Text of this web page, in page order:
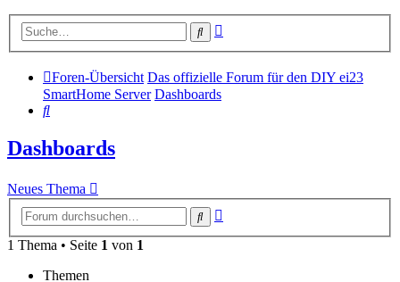
Suche
Foren-Übersicht Das offizielle Forum für den DIY ei23
SmartHome Server Dashboards
Suche
Dashboards
Neues Thema
Suche
1 Thema • Seite 1 von 1
Themen